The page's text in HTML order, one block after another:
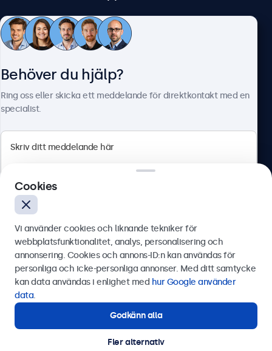
Kundtjänst
Olof Palmesgata 29, Stockholm, 111 22, Sverige
Svenska
© 2026 Beetronics
Behöver du hjälp?
Ring oss eller skicka ett meddelande för direktkontakt med en
specialist.
Skicka
Kontakta våra experter.
Cookies
Vi använder cookies och liknande tekniker för
webbplatsfunktionalitet, analys, personalisering och
annonsering. Cookies och annons-ID:n kan användas för
personliga och icke-personliga annonser. Med ditt samtycke
kan data användas i enlighet med hur Google använder
data.
Godkänn alla
Fler alternativ